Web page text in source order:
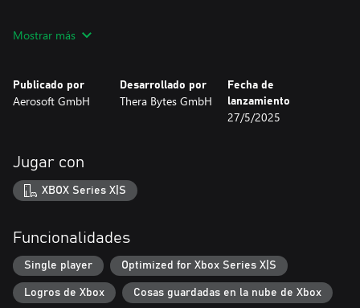
mejoras te permitirán extraer materiales de un nivel superior y
niveles tecnológicos para finalizar la cura.
El objetivo es la cura de los zombis, pero primero tendrás que
Lleva a tus zombis congelados a la cámara de tratamiento. En
ella, los híbridos entre zombi y humano (los humbis) emergerán
como tus nuevos aliados dispuestos a ayudarte, pero ojo: si un
humbi está de mal humor, su comportamiento puede ser errático
momento, cura a todos los que puedas para aumentar tu
FUNCIONES PRINCIPALES
Mostrar más
Publicado por
Aerosoft GmbH
Desarrollado por
Thera Bytes GmbH
Fecha de
lanzamiento
27/5/2025
Jugar con
XBOX Series X|S
Funcionalidades
Single player Optimized for Xbox Series X|S
Logros de Xbox Cosas guardadas en la nube de Xbox